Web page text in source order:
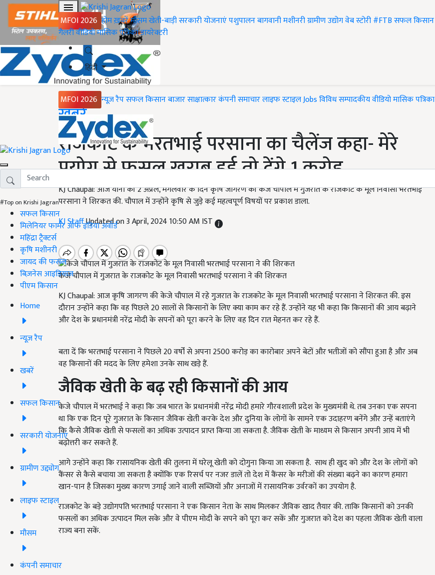
MFOI 2026 होमख़बरेंमौसमखेती-बाड़ीसरकारी योजनाएंपशुपालनबागवानीमशीनरीग्रामीण उद्योगवेब स्टोरी#FTBसफल किसान
गैलरीवीडियोमासिक पत्रिकाडायरेक्टरी
हिंदी
MFOI 2026 न्यूज़ रैपसफल किसानबाजारसाक्षात्कारकंपनी समाचारलाइफ स्टाइलJobsविविधसम्पादकीयवीडियोमासिक पत्रिका
#Top on Krishi Jagran
सफल किसान
मिलेनियर फार्मर ऑफ इंडिया अवॉर्ड
महिंद्रा ट्रैक्टर्स
कृषि मशीनरी
जायद की फसल
बिज़नेस आइडियाज
पीएम किसान
Home
न्यूज़ रैप
खबरें
सफल किसान
सरकारी योजनाएं
ग्रामीण उद्द्योग
लाइफ स्टाइल
मौसम
कंपनी समाचार
Home
ख़बरें
राजकोट के भरतभाई परसाना का चैलेंज कहा- मेरे
प्रयोग से फसल खराब हुई तो देंगे 1 करोड़
KJ Chaupal: आज यानी की 2 अप्रैल, मंगलवार के दिन कृषि जागरण की केजे चौपाल में गुजरात के राजकोट के मूल निवासी भरतभाई
परसाना ने शिरकत की. चौपाल में उन्होंने कृषि से जुड़े कई महत्वपूर्ण विषयों पर प्रकाश डाला.
KJ StaffUpdated on 3 April, 2024 10:50 AM IST
केजे चौपाल में गुजरात के राजकोट के मूल निवासी भरतभाई परसाना ने की शिरकत
KJ Chaupal: आज कृषि जागरण की केजे चौपाल में रहे गुजरात के राजकोट के मूल निवासी भरतभाई परसाना ने शिरकत की. इस
दौरान उन्होंने कहा कि वह पिछले 20 सालों से किसानों के लिए क्या काम कर रहे हैं. उन्होंने यह भी कहा कि किसानों की आय बढ़ाने
और देश के प्रधानमंत्री नरेंद्र मोदी के सपनों को पूरा करने के लिए वह दिन रात मेहनत कर रहे हैं.
बता दें कि भरतभाई परसाना ने पिछले 20 वर्षों से अपना 2500 करोड़ का कारोबार अपने बेटों और भतीजों को सौंपा हुआ है और अब
वह किसानों की मदद के लिए हमेशा उनके साथ खड़े हैं.
जैविक खेती के बढ़ रही किसानों की आय
केजे चौपाल में भरतभाई ने कहा कि जब भारत के प्रधानमंत्री नरेंद्र मोदी हमारे गौरवशाली प्रदेश के मुख्यमंत्री थे. तब उनका एक सपना
था कि एक दिन पूरे गुजरात के किसान जैविक खेती करके देश और दुनिया के लोगों के सामने एक उदाहरण बनेंगे और उन्हें बताएंगे
कि कैसे जैविक खेती से फसलों का अधिक उत्पादन प्राप्त किया जा सकता है. जैविक खेती के माध्यम से किसान अपनी आय में भी
बढ़ोत्तरी कर सकते हैं.
आगे उन्होंने कहा कि रासायनिक खेती की तुलना में घरेलू खेती को दोगुना किया जा सकता है. साथ ही खुद को और देश के लोगों को
कैंसर से कैसे बचाया जा सकता है क्योंकि एक रिसर्च पर नजर डालें तो देश में कैंसर के मरीजों की संख्या बढ़ने का कारण हमारा
खान-पान है जिसका मुख्य कारण उगाई जाने वाली सब्जियों और अनाजों में रासायनिक उर्वरकों का उपयोग है.
राजकोट के बड़े उद्योगपति भरतभाई परसाना ने एक किसान नेता के साथ मिलकर जैविक खाद तैयार की. ताकि किसानों को उनकी
फसलों का अधिक उत्पादन मिल सके और वे पीएम मोदी के सपने को पूरा कर सकें और गुजरात को देश का पहला जैविक खेती वाला
राज्य बना सकें.